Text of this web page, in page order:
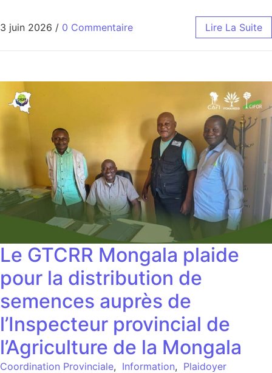
3 juin 2026 / 0 Commentaire Lire La Suite
Le GTCRR Mongala plaide
pour la distribution de
semences auprès de
l’Inspecteur provincial de
l’Agriculture de la Mongala
Coordination Provinciale, Information, Plaidoyer